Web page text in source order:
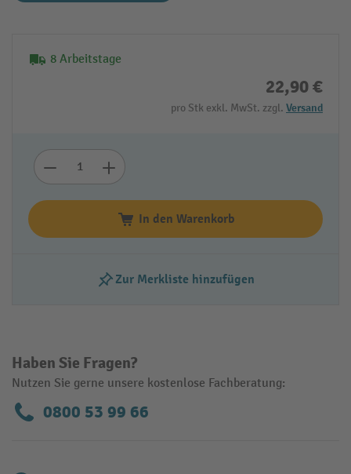
8 Arbeitstage
22,90 €
pro Stk exkl. MwSt. zzgl. Versand
In den Warenkorb
Zur Merkliste hinzufügen
Haben Sie Fragen?
Nutzen Sie gerne unsere kostenlose Fachberatung:
0800 53 99 66